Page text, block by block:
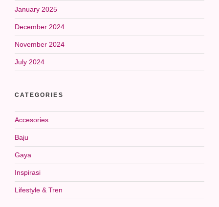
January 2025
December 2024
November 2024
July 2024
CATEGORIES
Accesories
Baju
Gaya
Inspirasi
Lifestyle & Tren